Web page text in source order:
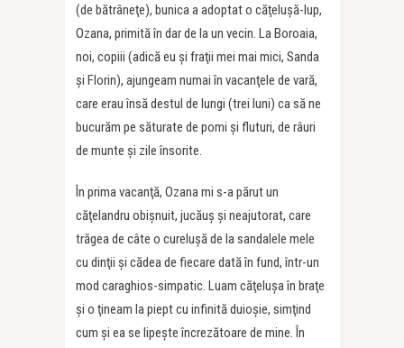
(de bătrâneţe), bunica a adoptat o căţeluşă-lup,
Ozana, primită în dar de la un vecin. La Boroaia,
noi, copiii (adică eu şi fraţii mei mai mici, Sanda
şi Florin), ajungeam numai în vacanţele de vară,
care erau însă destul de lungi (trei luni) ca să ne
bucurăm pe săturate de pomi şi fluturi, de râuri
de munte şi zile însorite.
În prima vacanţă, Ozana mi s-a părut un
căţelandru obişnuit, jucăuş şi neajutorat, care
trăgea de câte o cureluşă de la sandalele mele
cu dinţii şi cădea de fiecare dată în fund, într-un
mod caraghios-simpatic. Luam căţeluşa în braţe
şi o ţineam la piept cu infinită duioşie, simţind
cum şi ea se lipeşte încrezătoare de mine. În